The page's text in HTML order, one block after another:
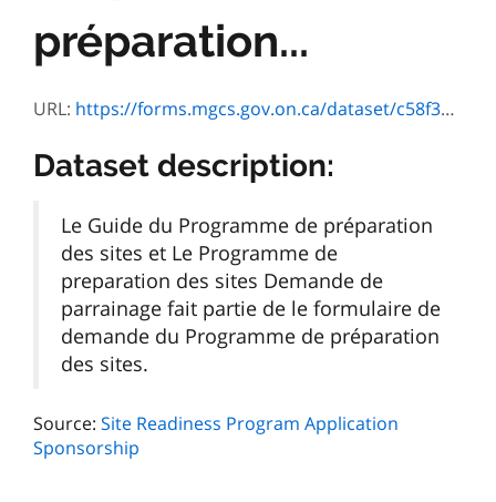
préparation...
URL: https://forms.mgcs.gov.on.ca/dataset/c58f3cb0-5caa-4005-9ddd-3354e2cdaaf3/resource/4ef377bf-3b61-4a49-95b7-3be7f7d48260/download/on00316f_guide.pdf
Dataset description:
Le Guide du Programme de préparation
des sites et Le Programme de
preparation des sites Demande de
parrainage fait partie de le formulaire de
demande du Programme de préparation
des sites.
Source: Site Readiness Program Application
Sponsorship